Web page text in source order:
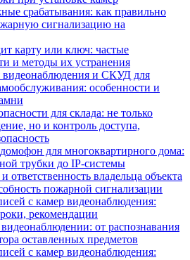
срабатывания: как правильно
сигнализацию на
карту или ключ: частые
и методы их устранения
видеонаблюдения и СКУД для
особенности и
для склада: не только
но и контроль доступа,
для многоквартирного дома:
трубки до IP-системы
ответственность владельца объекта
пожарной сигнализации
с камер видеонаблюдения:
рекомендации
от распознавания
оставленных предметов
с камер видеонаблюдения: